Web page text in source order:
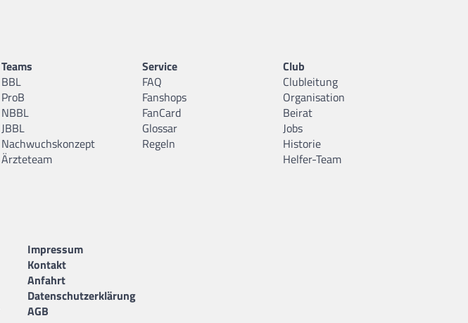
Teams
BBL
ProB
NBBL
JBBL
Nachwuchskonzept
Ärzteteam
Service
FAQ
Fanshops
FanCard
Glossar
Regeln
Club
Clubleitung
Organisation
Beirat
Jobs
Historie
Helfer-Team
Impressum
Kontakt
Anfahrt
Datenschutzerklärung
AGB